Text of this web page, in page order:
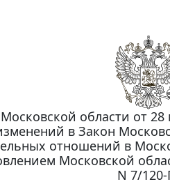
области от
в Закон
отношений в
Московской
N 7/